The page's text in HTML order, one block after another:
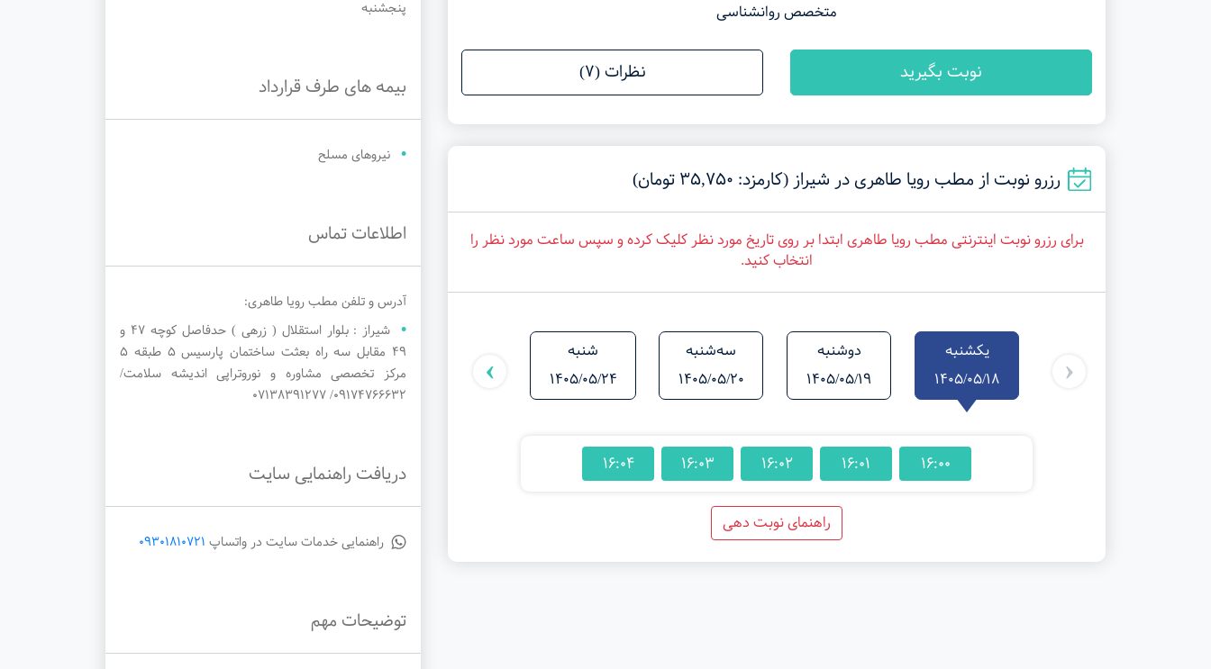
متخصص روانشناسی
نوبت بگیرید نظرات (7)
رزرو نوبت از مطب رویا طاهری در شیراز (کارمزد: 35,750 تومان)
برای رزرو نوبت اینترنتی مطب رویا طاهری ابتدا بر روی تاریخ مورد نظر کلیک کرده و سپس ساعت مورد نظر را
انتخاب کنید.
یکشنبه
1405/05/18
دوشنبه
1405/05/19
سه‌شنبه
1405/05/20
شنبه
1405/05/24
1405/05/25
دوشنبه
1405/05/26
سه‌شنبه
1405/05/27
‹
›
16:00
16:01
16:02
16:03
16:04
راهنمای نوبت دهی
پنجشنبه
بیمه های طرف قرارداد
نیروهای مسلح
اطلاعات تماس
آدرس و تلفن مطب رویا طاهری:
شیراز : بلوار استقلال ( زرهی ) حدفاصل کوچه ۴۷ و
۴۹ مقابل سه راه بعثت ساختمان پارسیس ۵ طبقه ۵
مرکز تخصصی مشاوره و نوروتراپی اندیشه سلامت/
۰۹۱۷۴۷۶۶۶۳۲/ ۰۷۱۳۸۳۹۱۲۷۷
دریافت راهنمایی سایت
راهنمایی خدمات سایت در واتساپ 09301810721
توضیحات مهم